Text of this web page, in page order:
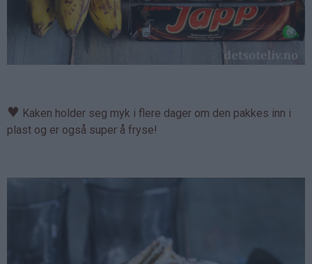
♥ Kaken holder seg myk i flere dager om den pakkes inn i
plast og er også super å fryse!